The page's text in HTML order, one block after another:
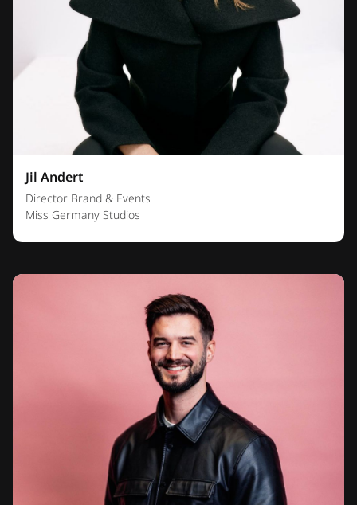
Jil Andert
Director Brand & Events
Miss Germany Studios